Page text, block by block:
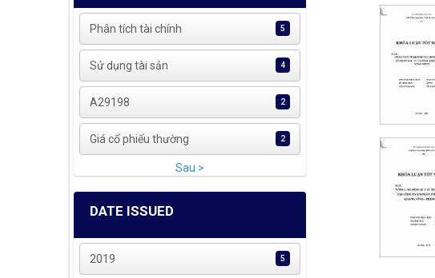
Phân tích tài chính 5
Sử dụng tài sản 4
A29198 2
Giá cổ phiếu thường 2
Sau >
DATE ISSUED
2019 5